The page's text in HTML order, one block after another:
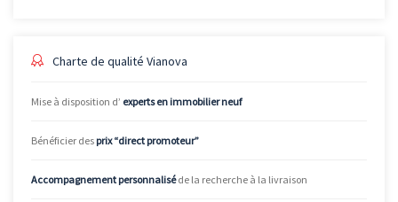
Charte de qualité Vianova
Mise à disposition d’ experts en immobilier neuf
Bénéficier des prix “direct promoteur”
Accompagnement personnaliséde la recherche à la livraison